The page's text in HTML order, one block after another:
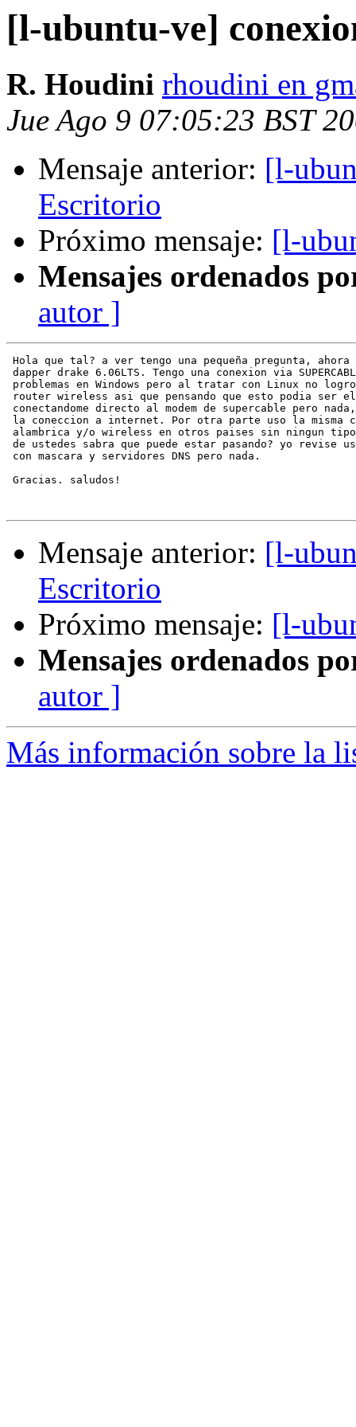
[l-ubuntu-ve]
R. Houdini rhoudini en
Jue Ago 9 07:05:23 BST
Mensaje anterior: [l-
Escritorio
Próximo mensaje: [l-
Mensajes ordenados
autor ]
Hola que tal? a ver tengo una pequeña pregunta, ahora
dapper drake 6.06LTS. Tengo una conexion via
problemas en Windows pero al tratar con Linux no
router wireless asi que pensando que esto podia ser
conectandome directo al modem de supercable pero
la coneccion a internet. Por otra parte uso la misma
alambrica y/o wireless en otros paises sin ningun tipo
de ustedes sabra que puede estar pasando? yo revise
con mascara y servidores DNS pero nada.
Gracias. saludos!
Mensaje anterior: [l-
Escritorio
Próximo mensaje: [l-
Mensajes ordenados
autor ]
Más información sobre la